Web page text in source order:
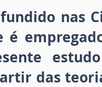
nas
é
das